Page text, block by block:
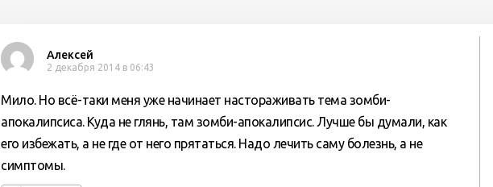
Алексей
2 декабря 2014 в 06:43
Мило. Но всё-таки меня уже начинает настораживать тема зомби-
апокалипсиса. Куда не глянь, там зомби-апокалипсис. Лучше бы думали, как
его избежать, а не где от него прятаться. Надо лечить саму болезнь, а не
симптомы.